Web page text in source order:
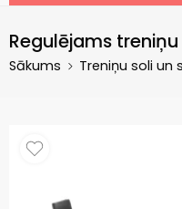
Regulējams
Sākums Treniņu soli un